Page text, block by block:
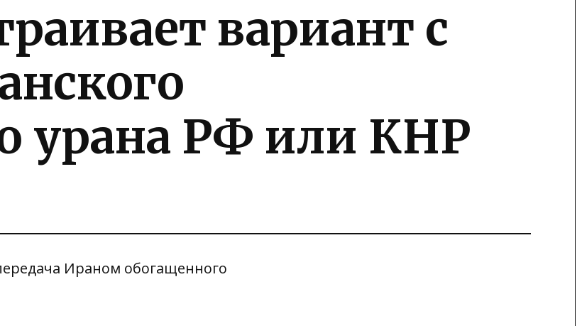
вариант с
урана РФ или КНР
Ираном обогащенного